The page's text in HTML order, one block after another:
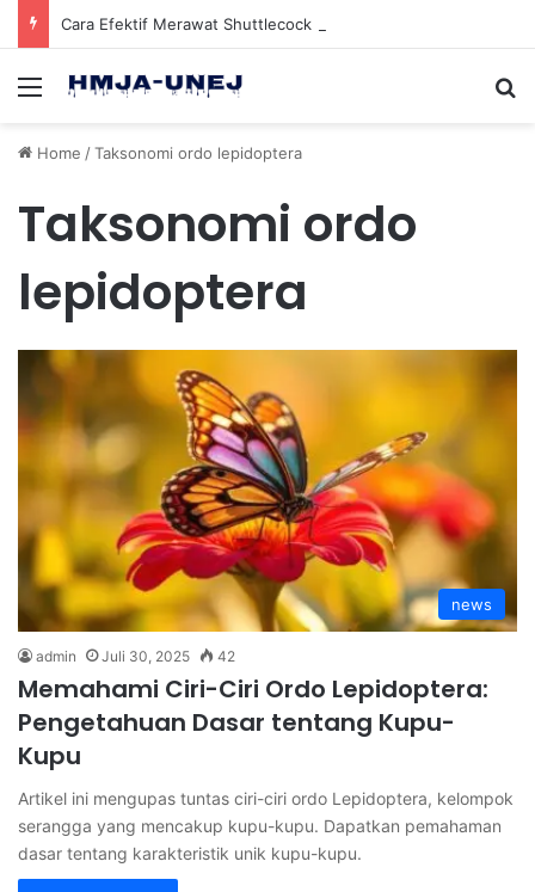
Menu
Home /Taksonomi ordo lepidoptera
Taksonomi ordo
lepidoptera
news
admin Juli 30, 2025 42
Memahami Ciri-Ciri Ordo Lepidoptera:
Pengetahuan Dasar tentang Kupu-
Kupu
Artikel ini mengupas tuntas ciri-ciri ordo Lepidoptera, kelompok
serangga yang mencakup kupu-kupu. Dapatkan pemahaman
dasar tentang karakteristik unik kupu-kupu.